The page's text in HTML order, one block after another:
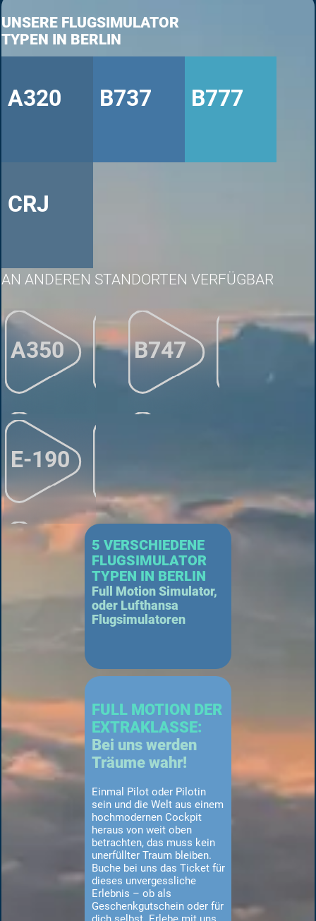
UNSERE FLUGSIMULATOR
TYPEN IN BERLIN
A320 B737 B777
CRJ
AN ANDEREN STANDORTEN VERFÜGBAR
A350 B747
E-190
5 VERSCHIEDENE
FLUGSIMULATOR
TYPEN IN BERLIN
Full Motion Simulator,
oder Lufthansa
Flugsimulatoren
FULL MOTION DER
EXTRAKLASSE:
Bei uns werden
Träume wahr!
Einmal Pilot oder Pilotin
sein und die Welt aus einem
hochmodernen Cockpit
heraus von weit oben
betrachten, das muss kein
unerfüllter Traum bleiben.
Buche bei uns das Ticket für
dieses unvergessliche
Erlebnis – ob als
Geschenkgutschein oder für